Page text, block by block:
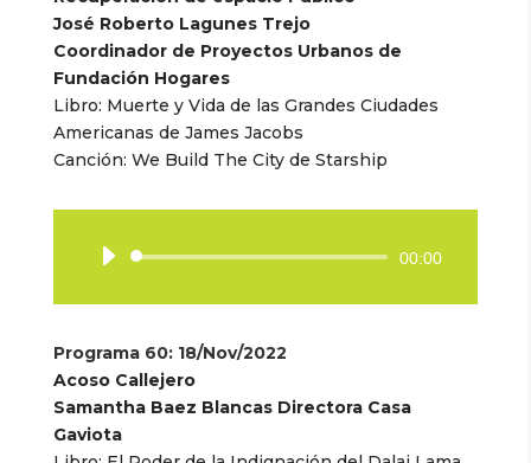
José Roberto Lagunes Trejo
Coordinador de Proyectos Urbanos de
Fundación Hogares
Libro: Muerte y Vida de las Grandes Ciudades
Americanas de James Jacobs
Canción: We Build The City de Starship
Reproductor
audio
00:00
Programa 60: 18/Nov/2022
Acoso Callejero
Samantha Baez Blancas Directora Casa
Gaviota